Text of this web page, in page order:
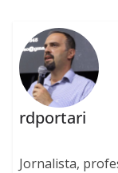
rdportari
Jornalista,